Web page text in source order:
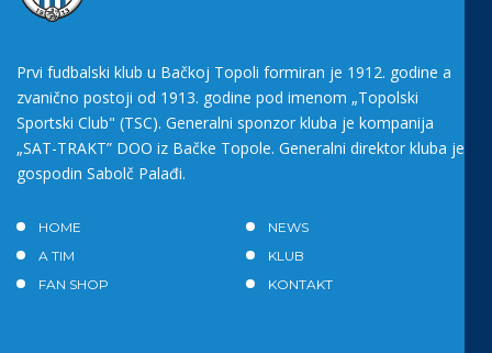
Prvi fudbalski klub u Bačkoj Topoli formiran je 1912. godine a
zvanično postoji od 1913. godine pod imenom „Topolski
Sportski Club" (TSC). Generalni sponzor kluba je kompanija
„SAT-TRAKT” DOO iz Bačke Topole. Generalni direktor kluba je
gospodin Sabolč Palađi.
HOME
NEWS
A TIM
KLUB
FAN SHOP
KONTAKT